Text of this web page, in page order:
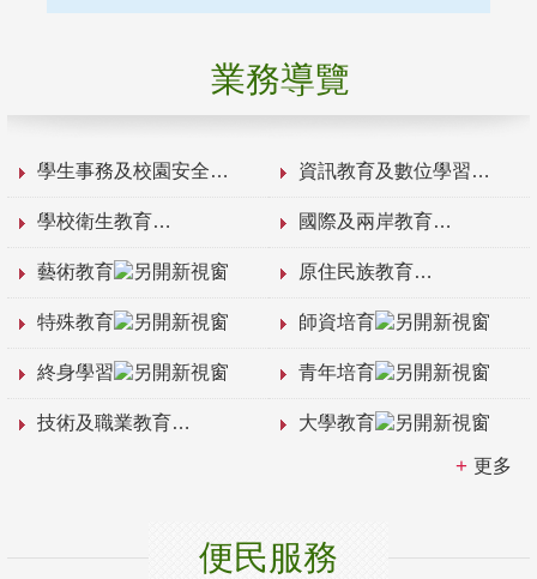
業務導覽
學生事務及校園安全 資訊教育及數位學習
學校衛生教育 國際及兩岸教育
藝術教育 原住民族教育
特殊教育 師資培育
終身學習 青年培育
技術及職業教育 大學教育
更多
便民服務